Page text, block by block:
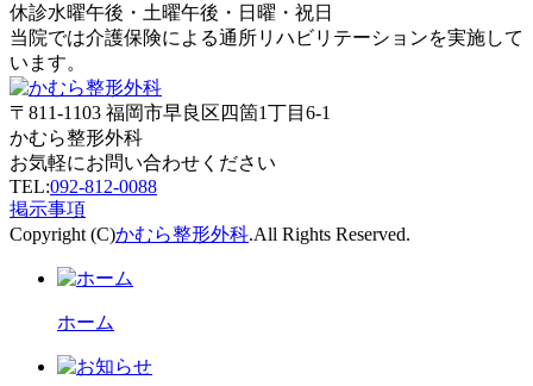
休診水曜午後・土曜午後・日曜・祝日
当院では介護保険による通所リハビリテーションを実施して
います。
〒811-1103 福岡市早良区四箇1丁目6-1
かむら整形外科
お気軽にお問い合わせください
TEL:092-812-0088
掲示事項
Copyright (C)かむら整形外科.All Rights Reserved.
ホーム